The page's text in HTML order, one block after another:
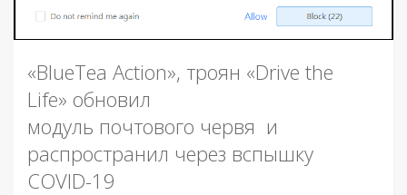
«BlueTea Action», троян «Drive the
Life» обновил
модуль почтового червя и
распространил через вспышку
COVID-19